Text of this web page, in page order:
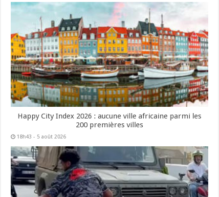
Happy City Index 2026 : aucune ville africaine parmi les
200 premières villes
18h43 - 5 août 2026